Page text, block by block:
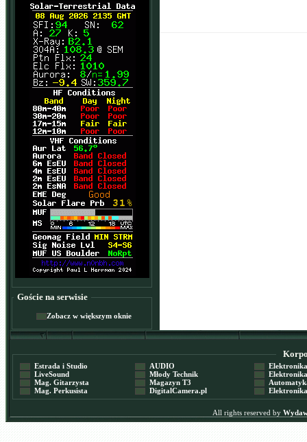
Goście na serwisie
Zobacz w większym oknie
Estrada i Studio
LiveSound
Mag. Gitarzysta
Mag. Perkusista
AUDIO
Młody Technik
Magazyn T3
DigitalCamera.pl
Elektronika
Elektronika
Automatyka
Elektronika
All rights reserved by